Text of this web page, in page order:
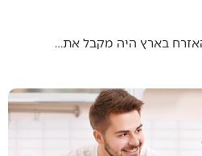
בארץ היה מקבל את…